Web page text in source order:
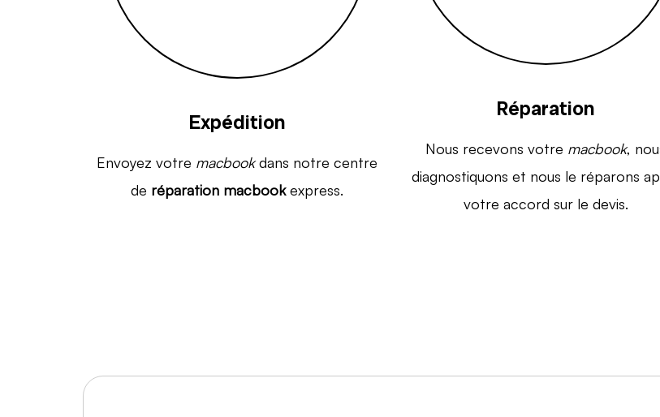
Expédition
Envoyez votre macbookdans notre centre
de réparation macbookexpress.
Réparation
Nous recevons votre macbook,
diagnostiquons et nous le réparons
votre accord sur le devis.